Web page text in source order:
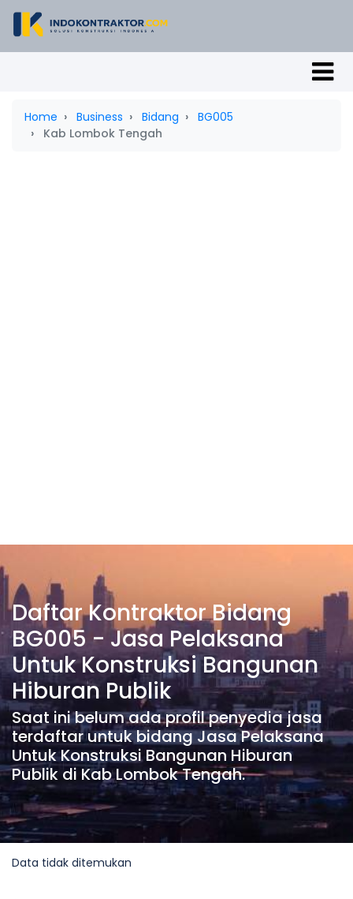
Home Business Bidang
BG005
Kab Lombok Tengah
Daftar Kontraktor Bidang
BG005 - Jasa Pelaksana
Untuk Konstruksi Bangunan
Hiburan Publik
Saat ini belum ada profil penyedia jasa
terdaftar untuk bidang Jasa Pelaksana
Untuk Konstruksi Bangunan Hiburan
Publik di Kab Lombok Tengah.
Data tidak ditemukan